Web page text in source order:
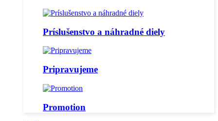
Príslušenstvo a náhradné diely
Pripravujeme
Promotion